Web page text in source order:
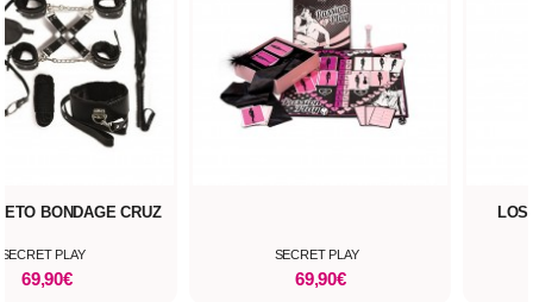
BONDAGE CRUZ
SECRET PLAY
69,90€
SECRET PLAY
69,90€